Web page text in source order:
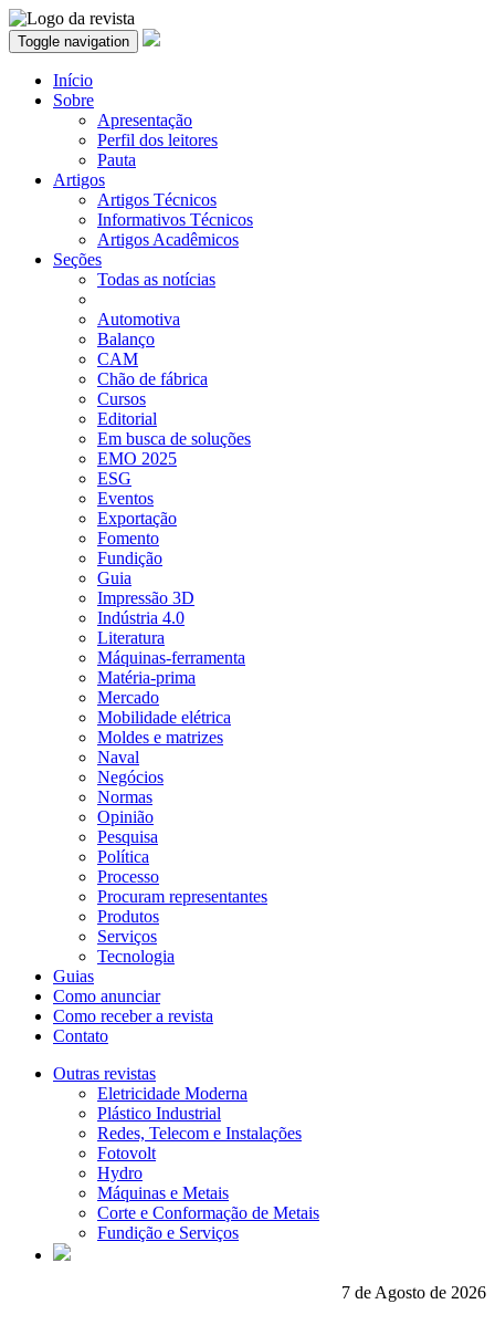
Toggle navigation
Início
Sobre
Apresentação
Perfil dos leitores
Pauta
Artigos
Artigos Técnicos
Informativos Técnicos
Artigos Acadêmicos
Seções
Todas as notícias
Automotiva
Balanço
CAM
Chão de fábrica
Cursos
Editorial
Em busca de soluções
EMO 2025
ESG
Eventos
Exportação
Fomento
Fundição
Guia
Impressão 3D
Indústria 4.0
Literatura
Máquinas-ferramenta
Matéria-prima
Mercado
Mobilidade elétrica
Moldes e matrizes
Naval
Negócios
Normas
Opinião
Pesquisa
Política
Processo
Procuram representantes
Produtos
Serviços
Tecnologia
Guias
Como anunciar
Como receber a revista
Contato
Outras revistas
Eletricidade Moderna
Plástico Industrial
Redes, Telecom e Instalações
Fotovolt
Hydro
Máquinas e Metais
Corte e Conformação de Metais
Fundição e Serviços
7 de Agosto de 2026